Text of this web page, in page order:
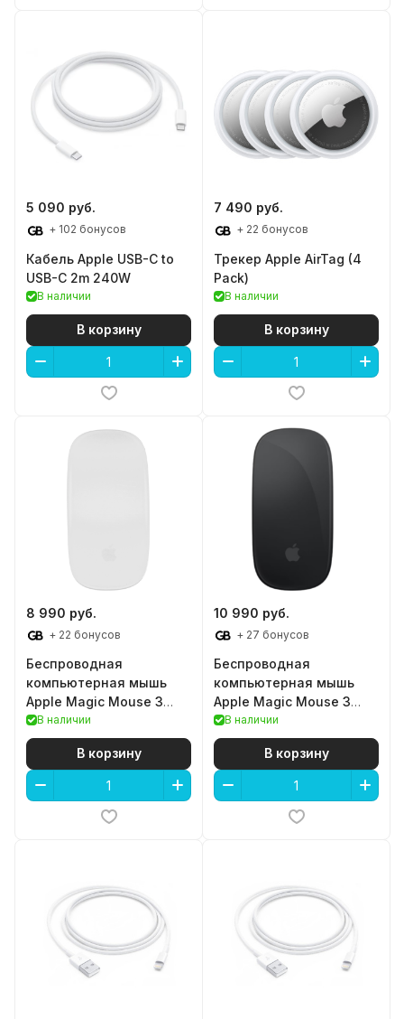
5 090 руб.
+ 102 бонусов
Кабель Apple USB-C to
USB-C 2m 240W
В наличии
В корзину
7 490 руб.
+ 22 бонусов
Трекер Apple AirTag (4
Pack)
В наличии
В корзину
8 990 руб.
+ 22 бонусов
Беспроводная
компьютерная мышь
Apple Magic Mouse 3
(USB-C) (White)
В наличии
В корзину
10 990 руб.
+ 27 бонусов
Беспроводная
компьютерная мышь
Apple Magic Mouse 3
(USB-C) (Black)
В наличии
В корзину